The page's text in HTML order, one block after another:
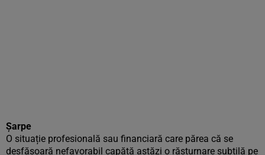
Șarpe
O situație profesională sau financiară care părea că se
desfășoară nefavorabil capătă astăzi o răsturnare subtilă pe